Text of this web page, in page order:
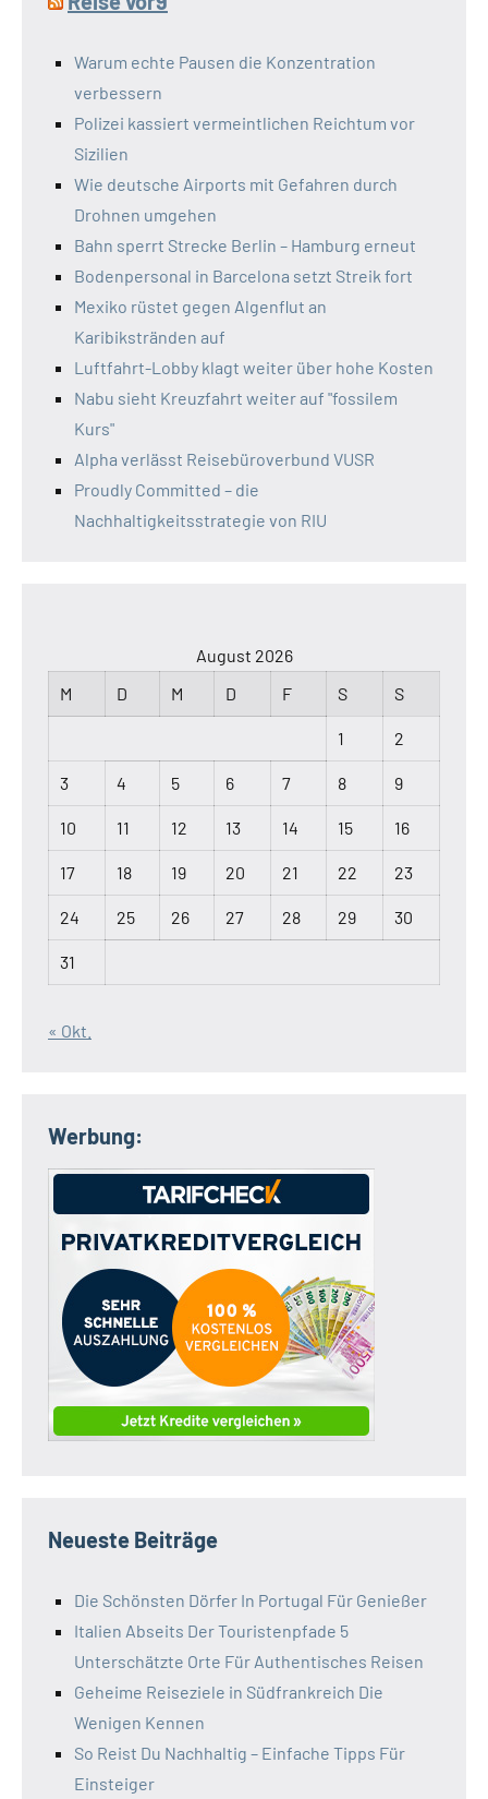
Warum echte Pausen die Konzentration
verbessern
Polizei kassiert vermeintlichen Reichtum vor
Sizilien
Wie deutsche Airports mit Gefahren durch
Drohnen umgehen
Bahn sperrt Strecke Berlin – Hamburg erneut
Bodenpersonal in Barcelona setzt Streik fort
Mexiko rüstet gegen Algenflut an
Karibikstränden auf
Luftfahrt-Lobby klagt weiter über hohe Kosten
Nabu sieht Kreuzfahrt weiter auf "fossilem
Kurs"
Alpha verlässt Reisebüroverbund VUSR
Proudly Committed – die
Nachhaltigkeitsstrategie von RIU
August 2026
M
D M D F S S
1 2
3 4 5 6 7 8 9
10 11 12 13 14 15 16
17 18 19 20 21 22 23
24 25 26 27 28 29 30
31
« Okt.
Werbung:
Neueste Beiträge
Die Schönsten Dörfer In Portugal Für Genießer
Italien Abseits Der Touristenpfade 5
Unterschätzte Orte Für Authentisches Reisen
Geheime Reiseziele in Südfrankreich Die
Wenigen Kennen
So Reist Du Nachhaltig – Einfache Tipps Für
Einsteiger